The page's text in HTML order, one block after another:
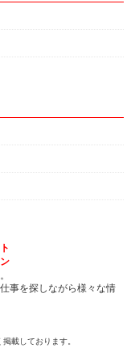
事を探しながら様々な情
載しております。